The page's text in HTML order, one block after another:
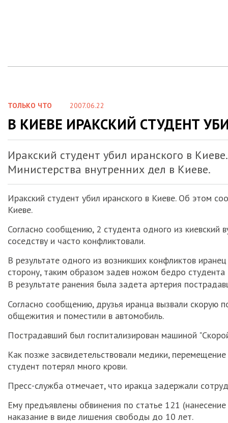
ТОЛЬКО ЧТО 2007.06.22
В КИЕВЕ ИРАКСКИЙ СТУДЕНТ
Иракский студент убил иранского в
Министерства внутренних дел в Киеве.
Иракский студент убил иранского в Киеве. Об этом
Киеве.
Согласно сообщению, 2 студента одного из
соседству и часто конфликтовали.
В результате одного из возникших конфликтов
сторону, таким образом задев ножом бедро студента
В результате ранения была задета артерия
Согласно сообщению, друзья иранца вызвали скорую
общежития и поместили в автомобиль.
Пострадавший был госпитализирован машиной
Как позже засвидетельствовали медики,
студент потерял много крови.
Пресс-служба отмечает, что иракца задержали
Ему предъявлены обвинения по статье 121
наказание в виде лишения свободы до 10 лет.